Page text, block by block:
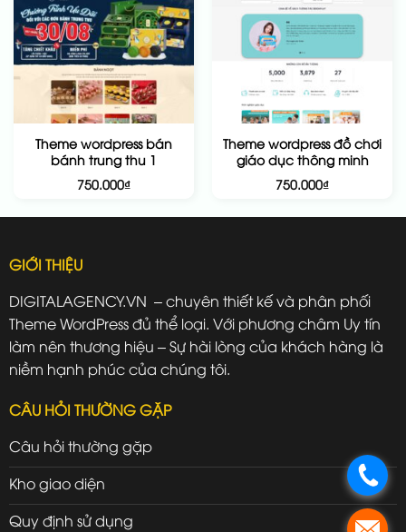
Theme wordpress bán
bánh trung thu 1
750.000₫
Theme wordpress đồ chơi
giáo dục thông minh
750.000₫
GIỚI THIỆU
DIGITALAGENCY.VN – chuyên thiết kế và phân phối
Theme WordPress đủ thể loại. Với phương châm Uy tín
làm nên thương hiệu – Sự hài lòng của khách hàng là
niềm hạnh phúc của chúng tôi.
CÂU HỎI THƯỜNG GẶP
Câu hỏi thường gặp
Kho giao diện
Quy định sử dụng
.
.